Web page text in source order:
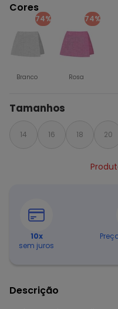
Cores
74%
Branco
74%
Rosa
Tamanhos
14 16 18 20
10x
sem juros
Descrição